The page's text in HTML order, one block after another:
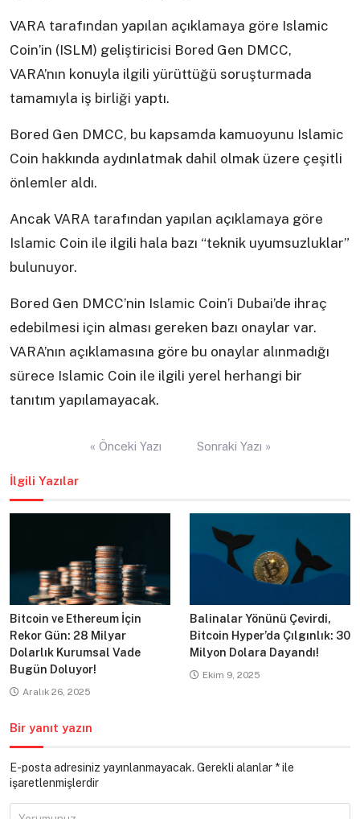
VARA tarafından yapılan açıklamaya göre Islamic
Coin’in (ISLM) geliştiricisi Bored Gen DMCC,
VARA’nın konuyla ilgili yürüttüğü soruşturmada
tamamıyla iş birliği yaptı.
Bored Gen DMCC, bu kapsamda kamuoyunu Islamic
Coin hakkında aydınlatmak dahil olmak üzere çeşitli
önlemler aldı.
Ancak VARA tarafından yapılan açıklamaya göre
Islamic Coin ile ilgili hala bazı “teknik uyumsuzluklar”
bulunuyor.
Bored Gen DMCC’nin Islamic Coin’i Dubai’de ihraç
edebilmesi için alması gereken bazı onaylar var.
VARA’nın açıklamasına göre bu onaylar alınmadığı
sürece Islamic Coin ile ilgili yerel herhangi bir
tanıtım yapılamayacak.
« Önceki Yazı Sonraki Yazı »
İlgili Yazılar
Bitcoin ve Ethereum İçin
Rekor Gün: 28 Milyar
Dolarlık Kurumsal Vade
Bugün Doluyor!
Aralık 26, 2025
Balinalar Yönünü Çevirdi,
Bitcoin Hyper’da Çılgınlık: 30
Milyon Dolara Dayandı!
Ekim 9, 2025
Bir yanıt yazın
E-posta adresiniz yayınlanmayacak. Gerekli alanlar *ile
işaretlenmişlerdir